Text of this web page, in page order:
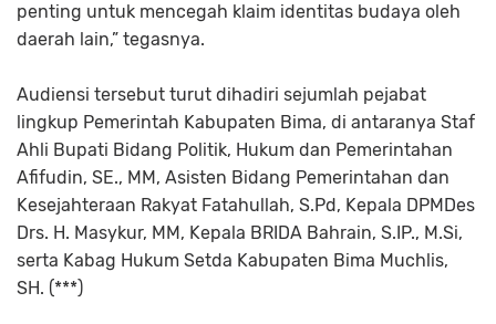
penting untuk mencegah klaim identitas budaya oleh
daerah lain,” tegasnya.
Audiensi tersebut turut dihadiri sejumlah pejabat
lingkup Pemerintah Kabupaten Bima, di antaranya Staf
Ahli Bupati Bidang Politik, Hukum dan Pemerintahan
Afifudin, SE., MM, Asisten Bidang Pemerintahan dan
Kesejahteraan Rakyat Fatahullah, S.Pd, Kepala DPMDes
Drs. H. Masykur, MM, Kepala BRIDA Bahrain, S.IP., M.Si,
serta Kabag Hukum Setda Kabupaten Bima Muchlis,
SH. (***)